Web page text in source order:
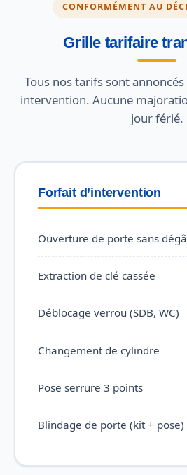
CONFORMÉMENT AU
Grille tarifaire
Tous nos tarifs sont
intervention. Aucune
jour férié.
Forfait d’intervention
Ouverture de porte sans
Extraction de clé cassée
Déblocage verrou (SDB, WC)
Changement de cylindre
Pose serrure 3 points
Blindage de porte (kit + pose)